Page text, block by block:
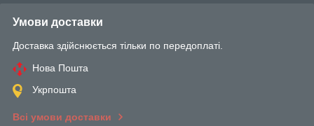
Умови доставки
Доставка здійснюється тільки по передоплаті.
Нова Пошта
Укрпошта
Всі умови доставки